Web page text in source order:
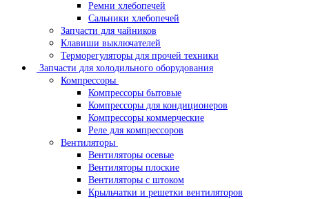
Ремни хлебопечей
Сальники хлебопечей
Запчасти для чайников
Клавиши выключателей
Терморегуляторы для прочей техники
Запчасти для холодильного оборудования
Компрессоры
Компрессоры бытовые
Компрессоры для кондиционеров
Компрессоры коммерческие
Реле для компрессоров
Вентиляторы
Вентиляторы осевые
Вентиляторы плоские
Вентиляторы с штоком
Крыльчатки и решетки вентиляторов